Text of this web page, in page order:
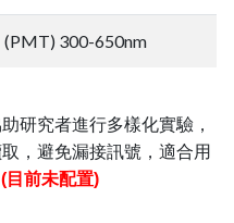
(PMT) 300-650nm
研究者進行多樣化實驗，
，避免漏接訊號，適合用
(目前未配置)